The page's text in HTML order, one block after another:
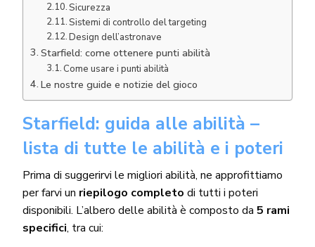
Sicurezza
Sistemi di controllo del targeting
Design dell’astronave
Starfield: come ottenere punti abilità
Come usare i punti abilità
Le nostre guide e notizie del gioco
Starfield: guida alle abilità –
lista di tutte le abilità e i poteri
Prima di suggerirvi le migliori abilità, ne approfittiamo
per farvi un riepilogo completo di tutti i poteri
disponibili. L’albero delle abilità è composto da 5 rami
specifici, tra cui: